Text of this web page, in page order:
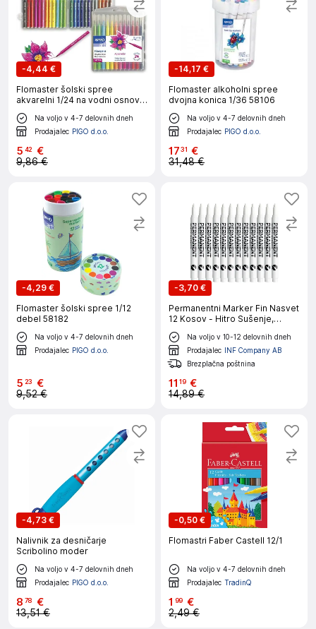
-4,44 €
Flomaster šolski spree
akvarelni 1/24 na vodni osnovi
58124
Na voljo v 4-7 delovnih dneh
Prodajalec PIGO d.o.o.
5 42 €
9,86 €
-14,17 €
Flomaster alkoholni spree
dvojna konica 1/36 58106
Na voljo v 4-7 delovnih dneh
Prodajalec PIGO d.o.o.
1731 €
31,48 €
-4,29 €
Flomaster šolski spree 1/12
debel 58182
Na voljo v 4-7 delovnih dneh
Prodajalec PIGO d.o.o.
5 23 €
9,52 €
-3,70 €
Permanentni Marker Fin Nasvet
12 Kosov - Hitro Sušenje,
Vodoodporen, Več Površin
Na voljo v 10-12 delovnih dneh
Prodajalec INF Company AB
Brezplačna poštnina
11 19 €
14,89 €
-4,73 €
Nalivnik za desničarje
Scribolino moder
Na voljo v 4-7 delovnih dneh
Prodajalec PIGO d.o.o.
8 78 €
13,51 €
-0,50 €
Flomastri Faber Castell 12/1
Na voljo v 4-7 delovnih dneh
Prodajalec TradinQ
1 99 €
2,49 €